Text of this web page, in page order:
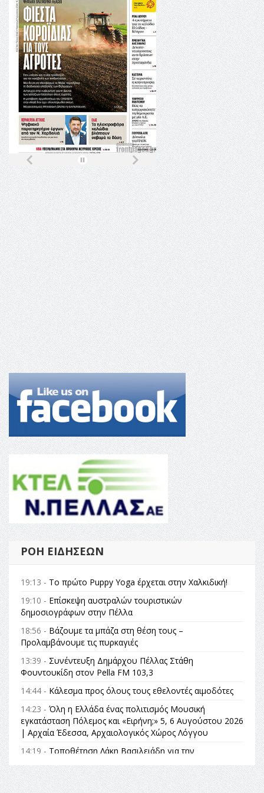
ΡΟΉ ΕΙΔΉΣΕΩΝ
19:13 - Το πρώτο Puppy Yoga έρχεται στην Χαλκιδική!
19:10 - Επίσκεψη αυστραλών τουριστικών
δημοσιογράφων στην Πέλλα
18:56 - Βάζουμε τα μπάζα στη θέση τους –
Προλαμβάνουμε τις πυρκαγιές
13:39 - Συνέντευξη Δημάρχου Πέλλας Στάθη
Φουντουκίδη στον Pella FM 103,3
14:44 - Κάλεσμα προς όλους τους εθελοντές αιμοδότες
14:23 - Όλη η Ελλάδα ένας πολιτισμός Μουσική
εγκατάσταση Πόλεμος και «Ειρήνη;» 5, 6 Αυγούστου 2026
| Αρχαία Έδεσσα, Αρχαιολογικός Χώρος Λόγγου
14:19 - Τοποθέτηση Λάκη Βασιλειάδη για την
Αναθεώρηση του Συντάγματος: «Σε τέτοιες κορυφαίες
θεσμικές διαδικασίες υπάρχει μόνο η ευθύνη απέναντι
στις επόμενες γενιές»